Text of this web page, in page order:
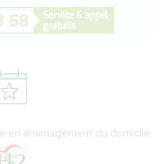
en aménagement du domicile